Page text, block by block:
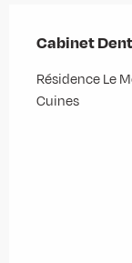
Cabinet
Résidence Le
Cuines